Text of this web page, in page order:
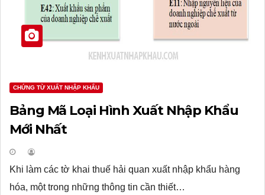
CHỨNG TỪ XUẤT NHẬP KHẨU
Bảng Mã Loại Hình Xuất Nhập Khẩu
Mới Nhất
Khi làm các tờ khai thuế hải quan xuất nhập khẩu hàng
hóa, một trong những thông tin cần thiết…